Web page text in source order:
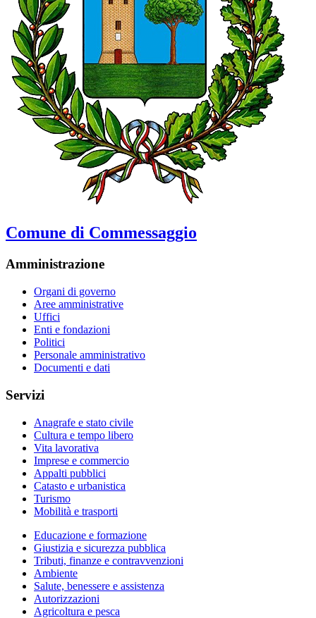
Comune di Commessaggio
Amministrazione
Organi di governo
Aree amministrative
Uffici
Enti e fondazioni
Politici
Personale amministrativo
Documenti e dati
Servizi
Anagrafe e stato civile
Cultura e tempo libero
Vita lavorativa
Imprese e commercio
Appalti pubblici
Catasto e urbanistica
Turismo
Mobilità e trasporti
Educazione e formazione
Giustizia e sicurezza pubblica
Tributi, finanze e contravvenzioni
Ambiente
Salute, benessere e assistenza
Autorizzazioni
Agricoltura e pesca